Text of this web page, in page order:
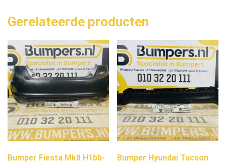
Gerelateerde producten
Bumper Fiesta Mk8 H1bb-
Bumper Hyundai Tucson